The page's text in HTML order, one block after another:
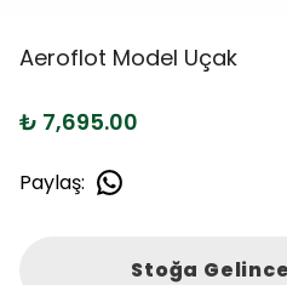
Aeroflot Model Uçak
₺ 7,695.00
Paylaş:
Stoğa